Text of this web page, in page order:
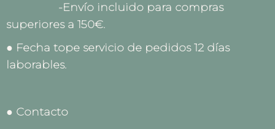
-Envío incluido para compras
superiores a 150€.
● Fecha tope servicio de pedidos 12 días
laborables.
● Contacto